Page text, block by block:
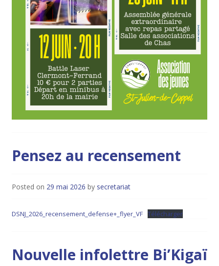
Pensez au recensement
Posted on 29 mai 2026 by secretariat
DSNJ_2026_recensement_defense+_flyer_VF Télécharger
Nouvelle infolettre Bi’Kigaï